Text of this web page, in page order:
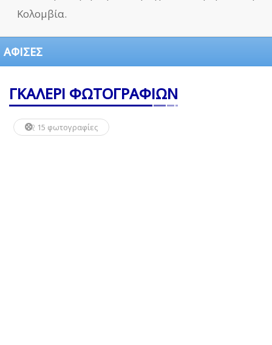
Κολομβία.
ΑΦΙΣΕΣ
ΓΚΑΛΕΡΙ ΦΩΤΟΓΡΑΦΙΩΝ
15 φωτογραφίες